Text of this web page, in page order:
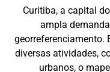
Curitiba, a capital
ampla
georreferenciamento.
diversas atividades,
urbanos, o